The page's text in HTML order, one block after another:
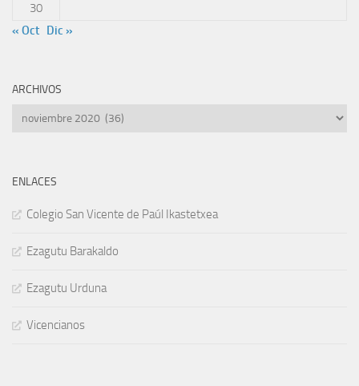
30
« Oct Dic »
ARCHIVOS
Archivos
ENLACES
Colegio San Vicente de Paúl Ikastetxea
Ezagutu Barakaldo
Ezagutu Urduna
Vicencianos